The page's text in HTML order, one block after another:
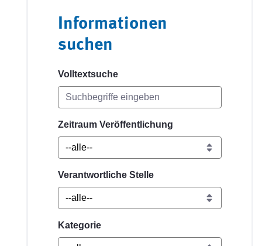
Informationen
suchen
Volltextsuche
Zeitraum Veröffentlichung
Verantwortliche Stelle
Kategorie